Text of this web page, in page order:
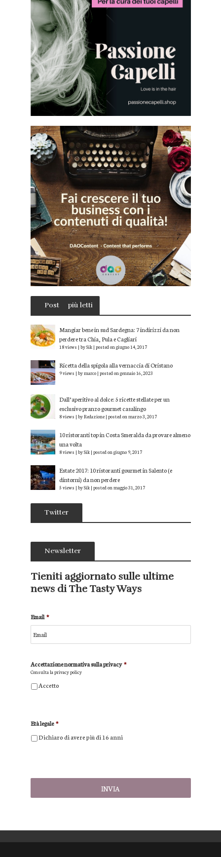
Post più letti
Mangiar bene in sud Sardegna: 7 indirizzi da non
perdere tra Chia, Pula e Cagliari
18 views |bySik |posted on giugno 14, 2017
Ricetta della spigola alla vernaccia di Oristano
9 views |bymarco |posted on gennaio 16, 2023
Dall’aperitivo al dolce: 5 ricette stellate per un
esclusivo pranzo gourmet casalingo
8 views |byRedazione |posted on marzo 3, 2017
10 ristoranti top in Costa Smeralda da provare almeno
una volta
8 views |bySik |posted on giugno 9, 2017
Estate 2017: 10 ristoranti gourmet in Salento (e
dintorni) da non perdere
5 views |bySik |posted on maggio 31, 2017
Twitter
Newsletter
Tieniti aggiornato sulle ultime
news di The Tasty Ways
Email *
Accettazione normativa sulla privacy *
Consulta laprivacy policy
Accetto
Età legale *
Dichiaro di avere più di 16 anni